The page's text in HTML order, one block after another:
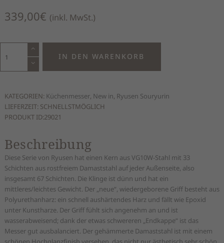
339,00€ (inkl. MwSt.)
Souryurin
Menge
IN DEN WARENKORB
KATEGORIEN: Küchenmesser, New in, Ryusen Souryurin
LIEFERZEIT: SCHNELLSTMÖGLICH
PRODUKT ID:29021
Beschreibung
Diese Serie von Ryusen hat einen Kern aus VG10W-Stahl mit 33
Schichten aus rostfreiem Damaststahl auf jeder Außenseite, also
insgesamt 67 Schichten. Die Klinge ist dünn und hat ein
mittleres/leichtes Gewicht. Der „neue“, wiedergeborene Griff besteht aus
Polyurethanharz: ein schnell aushärtendes Harz und fällt wie Epoxid
unter Kunstharze. Der Griff fühlt sich angenehm an und ist
wasserabweisend; dank der etwas schwereren „Endkappe“ ist das
Messer gut ausbalanciert. Der gehämmerte Damaststahl ist mit einem